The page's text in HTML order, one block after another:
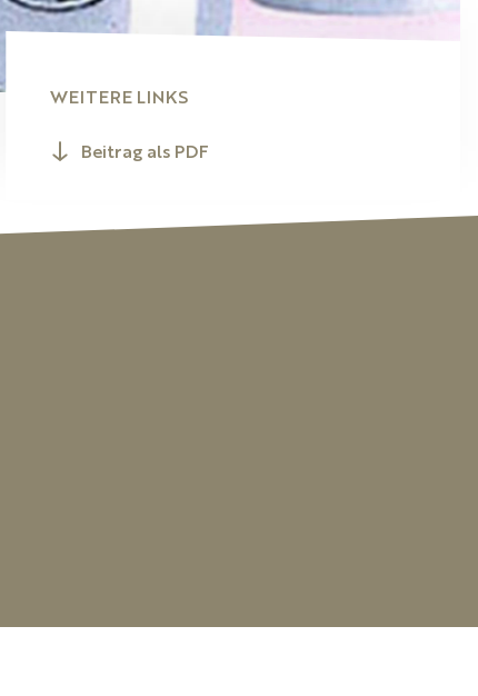
WEITERE LINKS
Beitrag als PDF